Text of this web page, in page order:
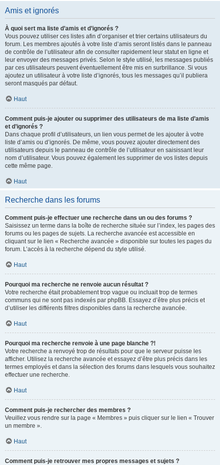
Amis et ignorés
À quoi sert ma liste d’amis et d’ignorés ?
Vous pouvez utiliser ces listes afin d’organiser et trier certains utilisateurs du
forum. Les membres ajoutés à votre liste d’amis seront listés dans le panneau
de contrôle de l’utilisateur afin de consulter rapidement leur statut en ligne et
leur envoyer des messages privés. Selon le style utilisé, les messages publiés
par ces utilisateurs peuvent éventuellement être mis en surbrillance. Si vous
ajoutez un utilisateur à votre liste d’ignorés, tous les messages qu’il publiera
seront masqués par défaut.
Haut
Comment puis-je ajouter ou supprimer des utilisateurs de ma liste d’amis
et d’ignorés ?
Dans chaque profil d’utilisateurs, un lien vous permet de les ajouter à votre
liste d’amis ou d’ignorés. De même, vous pouvez ajouter directement des
utilisateurs depuis le panneau de contrôle de l’utilisateur en saisissant leur
nom d’utilisateur. Vous pouvez également les supprimer de vos listes depuis
cette même page.
Haut
Recherche dans les forums
Comment puis-je effectuer une recherche dans un ou des forums ?
Saisissez un terme dans la boîte de recherche située sur l’index, les pages des
forums ou les pages de sujets. La recherche avancée est accessible en
cliquant sur le lien « Recherche avancée » disponible sur toutes les pages du
forum. L’accès à la recherche dépend du style utilisé.
Haut
Pourquoi ma recherche ne renvoie aucun résultat ?
Votre recherche était probablement trop vague ou incluait trop de termes
communs qui ne sont pas indexés par phpBB. Essayez d’être plus précis et
d’utiliser les différents filtres disponibles dans la recherche avancée.
Haut
Pourquoi ma recherche renvoie à une page blanche ?!
Votre recherche a renvoyé trop de résultats pour que le serveur puisse les
afficher. Utilisez la recherche avancée et essayez d’être plus précis dans les
termes employés et dans la sélection des forums dans lesquels vous souhaitez
effectuer une recherche.
Haut
Comment puis-je rechercher des membres ?
Veuillez vous rendre sur la page « Membres » puis cliquer sur le lien « Trouver
un membre ».
Haut
Comment puis-je retrouver mes propres messages et sujets ?